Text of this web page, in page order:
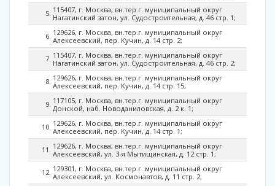
115407, г. Москва, вн.тер.г. муниципальный округ
Нагатинский затон, ул. Судостроительная, д. 46 стр. 1;
129626, г. Москва, вн.тер.г. муниципальный округ
Алексеевский, пер. Кучин, д. 14 стр. 2;
115407, г. Москва, вн.тер.г. муниципальный округ
Нагатинский затон, ул. Судостроительная, д. 46 стр. 2;
129626, г. Москва, вн.тер.г. муниципальный округ
Алексеевский, пер. Кучин, д. 14 стр. 15;
117105, г. Москва, вн.тер.г. муниципальный округ
Донской, наб. Новоданиловская, д. 2 к. 1;
129626, г. Москва, вн.тер.г. муниципальный округ
Алексеевский, пер. Кучин, д. 14 стр. 1;
129626, г. Москва, вн.тер.г. муниципальный округ
Алексеевский, ул. 3-я Мытищинская, д. 12 стр. 1;
129301, г. Москва, вн.тер.г. муниципальный округ
Алексеевский, ул. Космонавтов, д. 11 стр. 2;